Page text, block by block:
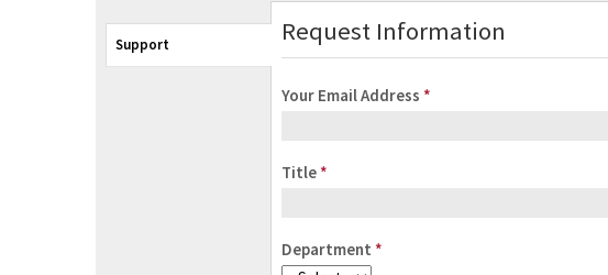
Support Request Information
Your Email Address *
Title *
Department *